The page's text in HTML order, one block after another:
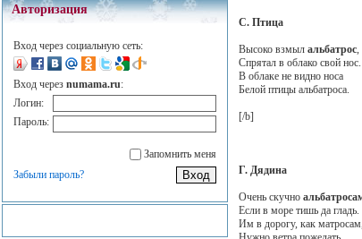
Авторизация
Вход через социальную сеть:
Вход через numama.ru:
Логин:
Пароль:
Запомнить меня
Забыли пароль?
С. Птица
Высоко взмылальбатрос,
Спрятал в облако свой нос.
В облаке не видно носа
Белой птицы альбатроса.
[/b]
Г. Дядина
Очень скучно
Если в море тишь да гладь.
Им в дорогу, как матросам,